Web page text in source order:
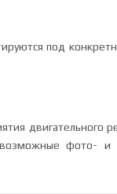
под
двигательного
фото- и